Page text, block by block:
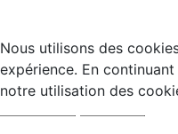
Nous utilisons des
expérience. En
notre utilisation des